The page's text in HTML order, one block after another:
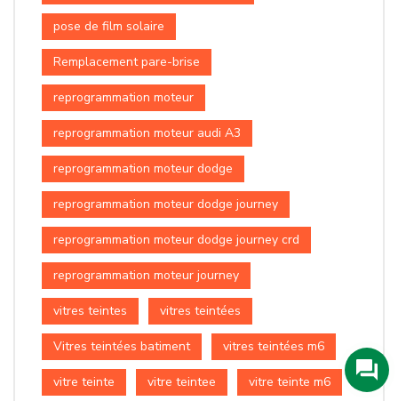
pose de film solaire
Remplacement pare-brise
reprogrammation moteur
reprogrammation moteur audi A3
reprogrammation moteur dodge
reprogrammation moteur dodge journey
reprogrammation moteur dodge journey crd
reprogrammation moteur journey
vitres teintes vitres teintées
Vitres teintées batiment vitres teintées m6
vitre teinte vitre teintee vitre teinte m6